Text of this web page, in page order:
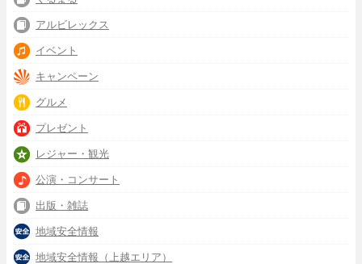
アルビレックス
イベント
キャンペーン
グルメ
プレゼント
レジャー・観光
公演・コンサート
出版・雑誌
地域安全情報
地域安全情報（上越エリア）